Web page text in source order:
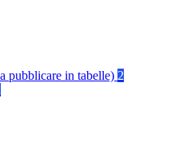
pubblicare in tabelle) 2